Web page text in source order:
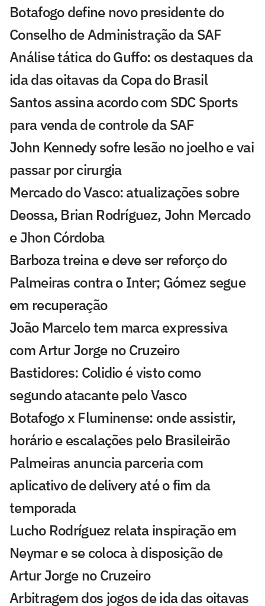
Botafogo define novo presidente do
Conselho de Administração da SAF
Análise tática do Guffo: os destaques da
ida das oitavas da Copa do Brasil
Santos assina acordo com SDC Sports
para venda de controle da SAF
John Kennedy sofre lesão no joelho e vai
passar por cirurgia
Mercado do Vasco: atualizações sobre
Deossa, Brian Rodríguez, John Mercado
e Jhon Córdoba
Barboza treina e deve ser reforço do
Palmeiras contra o Inter; Gómez segue
em recuperação
João Marcelo tem marca expressiva
com Artur Jorge no Cruzeiro
Bastidores: Colidio é visto como
segundo atacante pelo Vasco
Botafogo x Fluminense: onde assistir,
horário e escalações pelo Brasileirão
Palmeiras anuncia parceria com
aplicativo de delivery até o fim da
temporada
Lucho Rodríguez relata inspiração em
Neymar e se coloca à disposição de
Artur Jorge no Cruzeiro
Arbitragem dos jogos de ida das oitavas